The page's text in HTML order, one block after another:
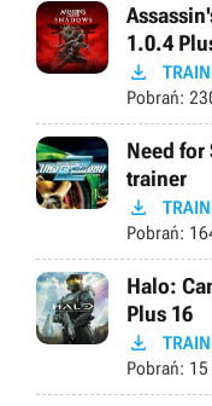
1.0.4

Pobrań:
Need for
trainer

Pobrań:
Halo:
Plus 16

Pobrań: 15